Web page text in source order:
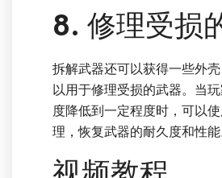
8. 修理受损
拆解武器还可以获得一些外
以用于修理受损的武器。当
度降低到一定程度时，可以
理，恢复武器的耐久度和性能